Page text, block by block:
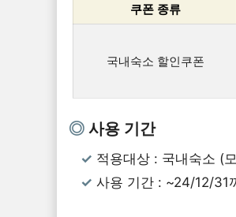
쿠폰 종류
국내숙소 할인쿠폰
사용 기간
적용대상 : 국내숙소 (
사용 기간 : ~24/12/31